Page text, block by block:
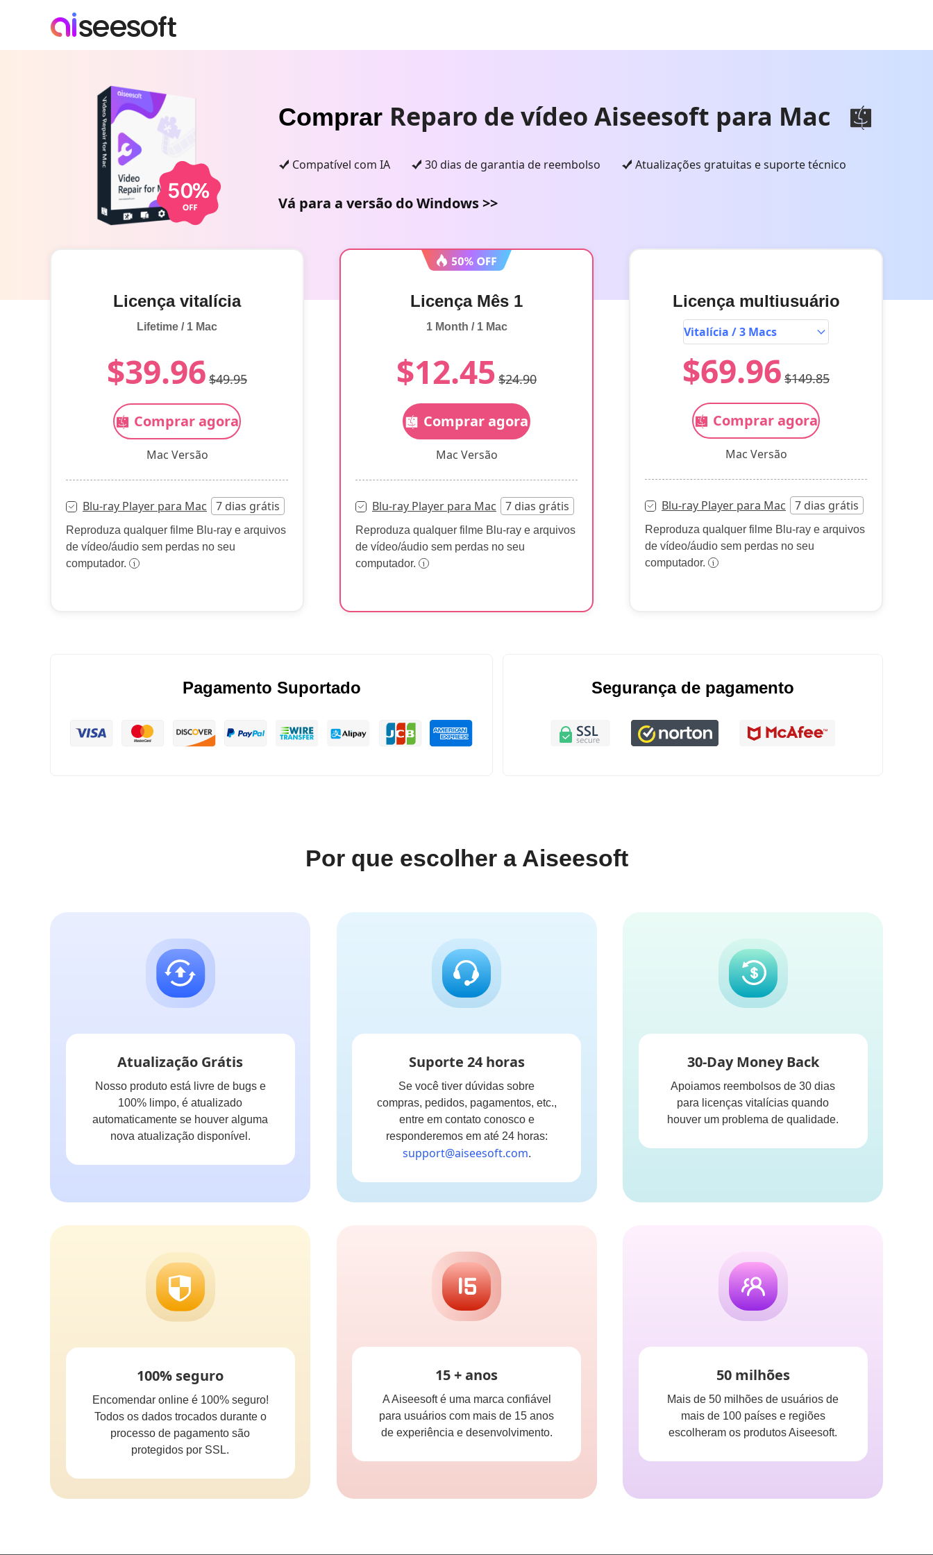
Comprar Reparo de vídeo Aiseesoft para Mac
Compatível com IA 30 dias de garantia de reembolso Atualizações gratuitas e suporte técnico
Vá para a versão do Windows >>
Licença vitalícia
Lifetime / 1 Mac
$39.96 $49.95
Comprar agora
Mac Versão
Blu-ray Player para Mac 7 dias grátis
Reproduza qualquer filme Blu-ray e arquivos
de vídeo/áudio sem perdas no seu
computador.
Licença Mês 1
1 Month / 1 Mac
$12.45 $24.90
Comprar agora
Mac Versão
Blu-ray Player para Mac 7 dias grátis
Reproduza qualquer filme Blu-ray e arquivos
de vídeo/áudio sem perdas no seu
computador.
Licença multiusuário
$69.96 $149.85
Comprar agora
Mac Versão
Blu-ray Player para Mac 7 dias grátis
Reproduza qualquer filme Blu-ray e arquivos
de vídeo/áudio sem perdas no seu
computador.
Pagamento Suportado Segurança de pagamento
Por que escolher a Aiseesoft
Atualização Grátis
Nosso produto está livre de bugs e
100% limpo, é atualizado
automaticamente se houver alguma
nova atualização disponível.
Suporte 24 horas
Se você tiver dúvidas sobre
compras, pedidos, pagamentos, etc.,
entre em contato conosco e
responderemos em até 24 horas:
support@aiseesoft.com.
30-Day Money Back
Apoiamos reembolsos de 30 dias
para licenças vitalícias quando
houver um problema de qualidade.
100% seguro
Encomendar online é 100% seguro!
Todos os dados trocados durante o
processo de pagamento são
protegidos por SSL.
15 + anos
A Aiseesoft é uma marca confiável
para usuários com mais de 15 anos
de experiência e desenvolvimento.
50 milhões
Mais de 50 milhões de usuários de
mais de 100 países e regiões
escolheram os produtos Aiseesoft.